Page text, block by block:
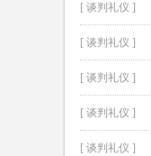
[ 谈判礼仪 ]
[ 谈判礼仪 ]
[ 谈判礼仪 ]
[ 谈判礼仪 ]
[ 谈判礼仪 ]